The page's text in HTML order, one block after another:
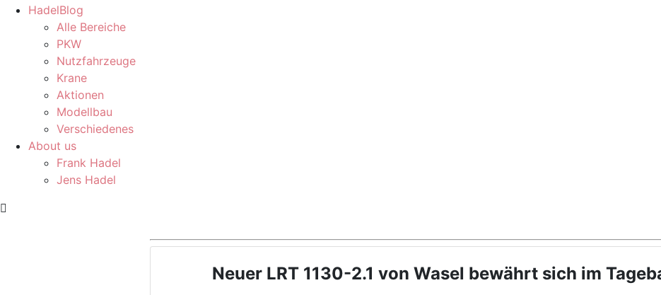
HadelBlog
Alle Bereiche
PKW
Nutzfahrzeuge
Krane
Aktionen
Modellbau
Verschiedenes
About us
Frank Hadel
Jens Hadel
Neuer LRT 1130-2.1 von Wasel bewährt sich im